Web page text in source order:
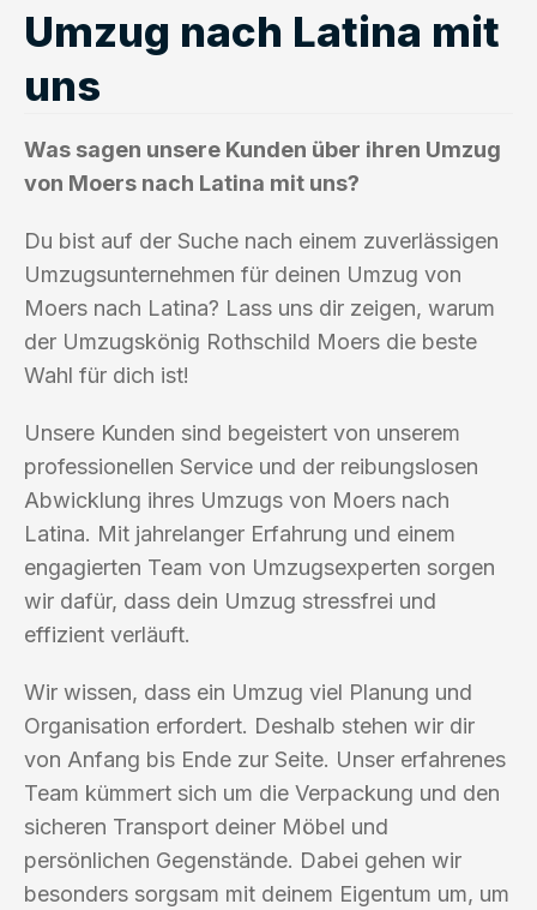
Umzug nach Latina mit
uns
Was sagen unsere Kunden über ihren Umzug
von Moers nach Latina mit uns?
Du bist auf der Suche nach einem zuverlässigen
Umzugsunternehmen für deinen Umzug von
Moers nach Latina? Lass uns dir zeigen, warum
der Umzugskönig Rothschild Moers die beste
Wahl für dich ist!
Unsere Kunden sind begeistert von unserem
professionellen Service und der reibungslosen
Abwicklung ihres Umzugs von Moers nach
Latina. Mit jahrelanger Erfahrung und einem
engagierten Team von Umzugsexperten sorgen
wir dafür, dass dein Umzug stressfrei und
effizient verläuft.
Wir wissen, dass ein Umzug viel Planung und
Organisation erfordert. Deshalb stehen wir dir
von Anfang bis Ende zur Seite. Unser erfahrenes
Team kümmert sich um die Verpackung und den
sicheren Transport deiner Möbel und
persönlichen Gegenstände. Dabei gehen wir
besonders sorgsam mit deinem Eigentum um, um